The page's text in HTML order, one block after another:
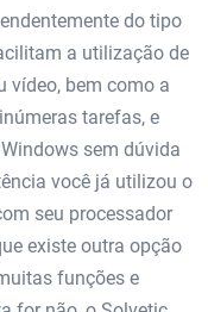
do tipo
a utilização de
vídeo, bem como a
tarefas, e
sem dúvida
você já utilizou o
seu processador
existe outra opção
funções e